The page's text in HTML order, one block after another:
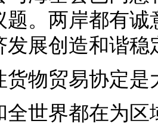
题。两岸都有
发展创造和谐稳
物贸易协定是
界都在为区